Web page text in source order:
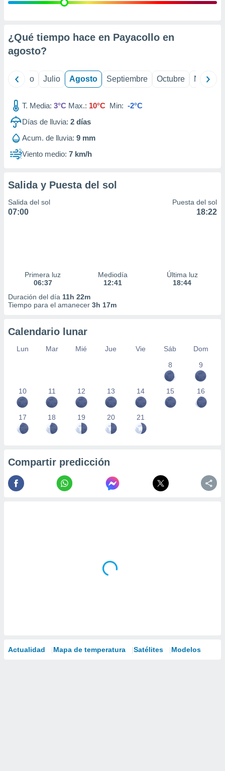
e
mediante
de
1199
¿Qué tiempo hace en Payacollo en
agosto?
Junio Julio Agosto Septiembre Octubre
T. Media: 3°C Max.: 10°C Min: -2°C
Días de lluvia: 2 días
Acum. de lluvia: 9 mm
Viento medio: 7 km/h
Salida y Puesta del sol
Salida del sol
07:00
Puesta del sol
18:22
Primera luz
06:37
Mediodía
12:41
Última luz
18:44
Duración del día 11h 22m
Tiempo para el amanecer 3h 17m
Calendario lunar
Lun Mar Mié Jue Vie Sáb
Dom
8
9
10 11 12 13 14 15 16
17 18 19 20 21
Compartir predicción
Actualidad Mapa de temperatura Satélites Modelos